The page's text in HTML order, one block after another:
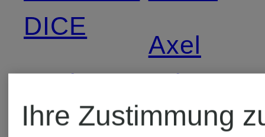
DICE
Axel
Arigato
Axel
Arigato
Sneaker
Ihre Zustimmung